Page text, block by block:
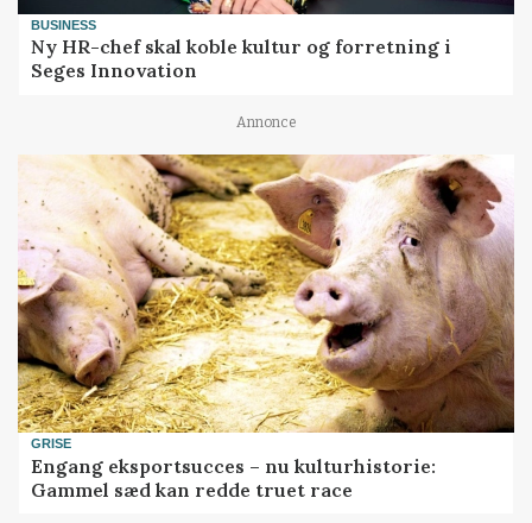
BUSINESS
Ny HR-chef skal koble kultur og forretning i
Seges Innovation
Annonce
GRISE
Engang eksportsucces – nu kulturhistorie:
Gammel sæd kan redde truet race